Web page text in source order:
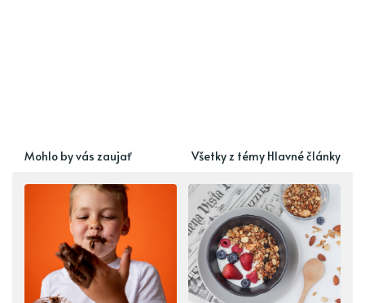
Mohlo by vás zaujať Všetky z témy Hlavné články